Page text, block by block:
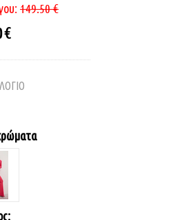
149.50€
€